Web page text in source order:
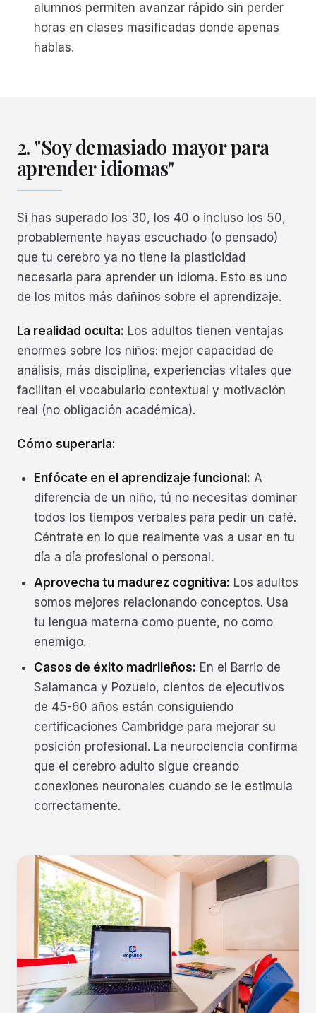
alumnos permiten avanzar rápido sin perder
horas en clases masificadas donde apenas
hablas.
2. "Soy demasiado mayor para
aprender idiomas"
Si has superado los 30, los 40 o incluso los 50,
probablemente hayas escuchado (o pensado)
que tu cerebro ya no tiene la plasticidad
necesaria para aprender un idioma. Esto es uno
de los mitos más dañinos sobre el aprendizaje.
La realidad oculta: Los adultos tienen ventajas
enormes sobre los niños: mejor capacidad de
análisis, más disciplina, experiencias vitales que
facilitan el vocabulario contextual y motivación
real (no obligación académica).
Cómo superarla:
Enfócate en el aprendizaje funcional: A
diferencia de un niño, tú no necesitas dominar
todos los tiempos verbales para pedir un café.
Céntrate en lo que realmente vas a usar en tu
día a día profesional o personal.
Aprovecha tu madurez cognitiva: Los adultos
somos mejores relacionando conceptos. Usa
tu lengua materna como puente, no como
enemigo.
Casos de éxito madrileños: En el Barrio de
Salamanca y Pozuelo, cientos de ejecutivos
de 45-60 años están consiguiendo
certificaciones Cambridge para mejorar su
posición profesional. La neurociencia confirma
que el cerebro adulto sigue creando
conexiones neuronales cuando se le estimula
correctamente.